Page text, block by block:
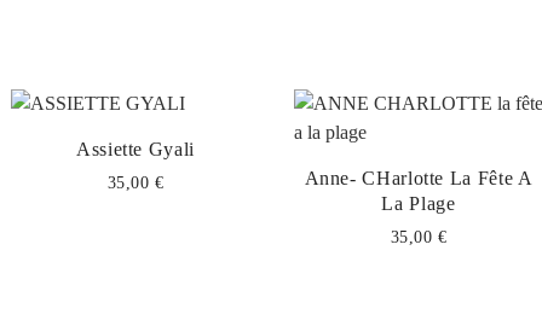
Assiette Gyali
35,00 €
Anne- CHarlotte La Fête A
La Plage
35,00 €